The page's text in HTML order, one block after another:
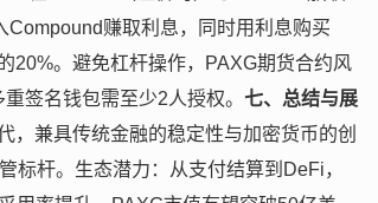
赚取利息，同时用利息购买
20%。避免杠杆操作，PAXG期货合约风
签名钱包需至少2人授权。 七、总结与展
，兼具传统金融的稳定性与加密货币的创
标杆。生态潜力：从支付结算到DeFi，